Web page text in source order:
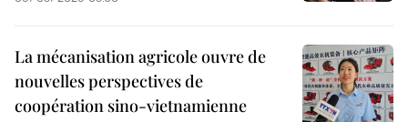
La mécanisation agricole ouvre de
nouvelles perspectives de
coopération sino-vietnamienne